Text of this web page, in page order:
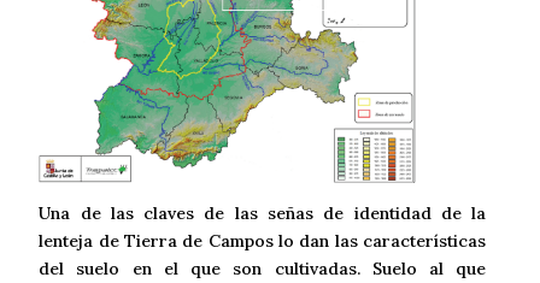
Una de las claves de las señas de identidad de la
lenteja de Tierra de Campos lo dan las características
del suelo en el que son cultivadas. Suelo al que